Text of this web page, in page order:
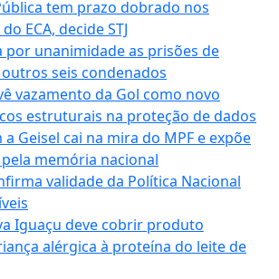
tem prazo dobrado nos
ECA, decide STJ
por unanimidade as prisões de
seis condenados
vazamento da Gol como novo
estruturais na proteção de dados
Geisel cai na mira do MPF e expõe
memória nacional
validade da Política Nacional
Iguaçu deve cobrir produto
alérgica à proteína do leite de